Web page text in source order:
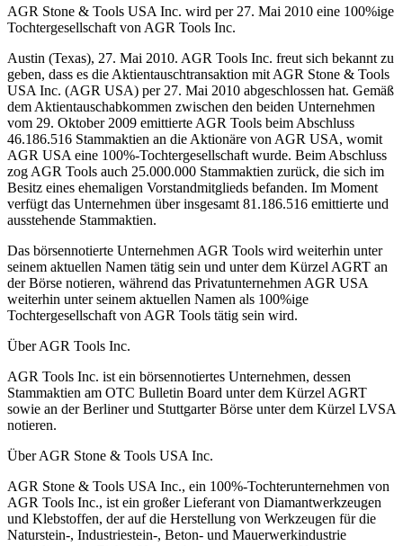
AGR Stone & Tools USA Inc. wird per 27. Mai 2010 eine 100%ige
Tochtergesellschaft von AGR Tools Inc.
Austin (Texas), 27. Mai 2010. AGR Tools Inc. freut sich bekannt zu
geben, dass es die Aktientauschtransaktion mit AGR Stone & Tools
USA Inc. (AGR USA) per 27. Mai 2010 abgeschlossen hat. Gemäß
dem Aktientauschabkommen zwischen den beiden Unternehmen
vom 29. Oktober 2009 emittierte AGR Tools beim Abschluss
46.186.516 Stammaktien an die Aktionäre von AGR USA, womit
AGR USA eine 100%-Tochtergesellschaft wurde. Beim Abschluss
zog AGR Tools auch 25.000.000 Stammaktien zurück, die sich im
Besitz eines ehemaligen Vorstandmitglieds befanden. Im Moment
verfügt das Unternehmen über insgesamt 81.186.516 emittierte und
ausstehende Stammaktien.
Das börsennotierte Unternehmen AGR Tools wird weiterhin unter
seinem aktuellen Namen tätig sein und unter dem Kürzel AGRT an
der Börse notieren, während das Privatunternehmen AGR USA
weiterhin unter seinem aktuellen Namen als 100%ige
Tochtergesellschaft von AGR Tools tätig sein wird.
Über AGR Tools Inc.
AGR Tools Inc. ist ein börsennotiertes Unternehmen, dessen
Stammaktien am OTC Bulletin Board unter dem Kürzel AGRT
sowie an der Berliner und Stuttgarter Börse unter dem Kürzel LVSA
notieren.
Über AGR Stone & Tools USA Inc.
AGR Stone & Tools USA Inc., ein 100%-Tochterunternehmen von
AGR Tools Inc., ist ein großer Lieferant von Diamantwerkzeugen
und Klebstoffen, der auf die Herstellung von Werkzeugen für die
Naturstein-, Industriestein-, Beton- und Mauerwerkindustrie